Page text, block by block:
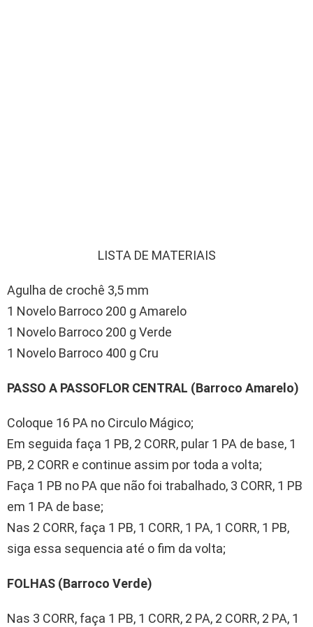
LISTA DE MATERIAIS
Agulha de crochê 3,5 mm
1 Novelo Barroco 200 g Amarelo
1 Novelo Barroco 200 g Verde
1 Novelo Barroco 400 g Cru
PASSO A PASSOFLOR CENTRAL (Barroco Amarelo)
Coloque 16 PA no Circulo Mágico;
Em seguida faça 1 PB, 2 CORR, pular 1 PA de base, 1
PB, 2 CORR e continue assim por toda a volta;
Faça 1 PB no PA que não foi trabalhado, 3 CORR, 1 PB
em 1 PA de base;
Nas 2 CORR, faça 1 PB, 1 CORR, 1 PA, 1 CORR, 1 PB,
siga essa sequencia até o fim da volta;
FOLHAS (Barroco Verde)
Nas 3 CORR, faça 1 PB, 1 CORR, 2 PA, 2 CORR, 2 PA, 1